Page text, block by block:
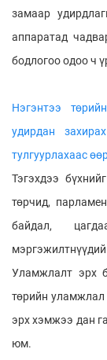
замаар
аппаратад
бодлогоо одоо ч
Нэгэнтээ
удирдан
тулгуурлахаас
Тэгэхдээ
төрчид,
байдал,
Уламжлалт эрх
төрийн уламжлал
эрх хэмжээ дан
юм.